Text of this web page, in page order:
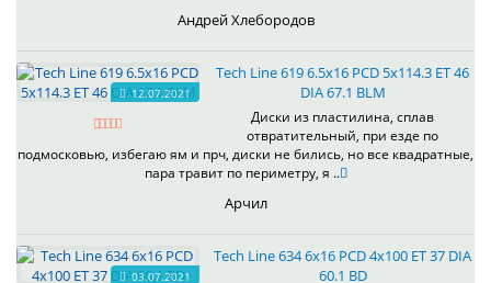
Андрей Хлебородов
12.07.2021
Tech Line 619 6.5x16 PCD 5x114.3 ET 46
DIA 67.1 BLM
Диски из пластилина, сплав
отвратительный, при езде по
подмосковью, избегаю ям и прч, диски не бились, но все квадратные,
пара травит по периметру, я ..
Арчил
03.07.2021
Tech Line 634 6x16 PCD 4x100 ET 37 DIA
60.1 BD